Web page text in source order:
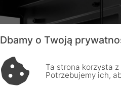
Dbamy o Twoją
Ta strona korzysta z
Potrzebujemy ich,